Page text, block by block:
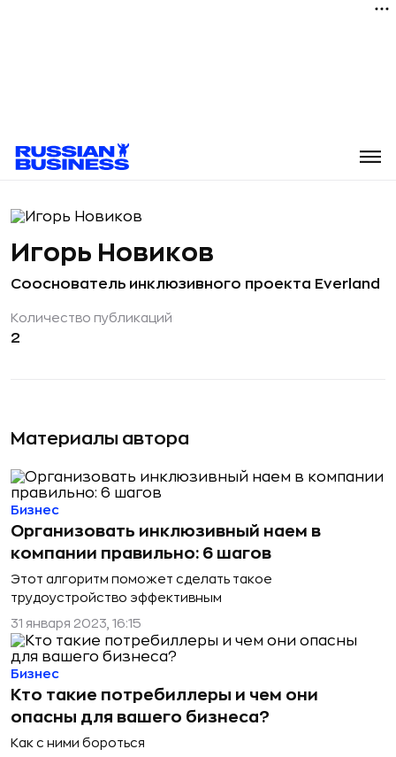
Материалы автора
Организовать инклюзивный наем в
компании правильно: 6 шагов
Этот алгоритм поможет сделать такое
трудоустройство эффективным
Бизнес
31 января 2023, 16:15
Кто такие потребиллеры и чем они
опасны для вашего бизнеса?
Как с ними бороться
Бизнес
Игорь Новиков
Сооснователь инклюзивного проекта Everland
Количество публикаций
2